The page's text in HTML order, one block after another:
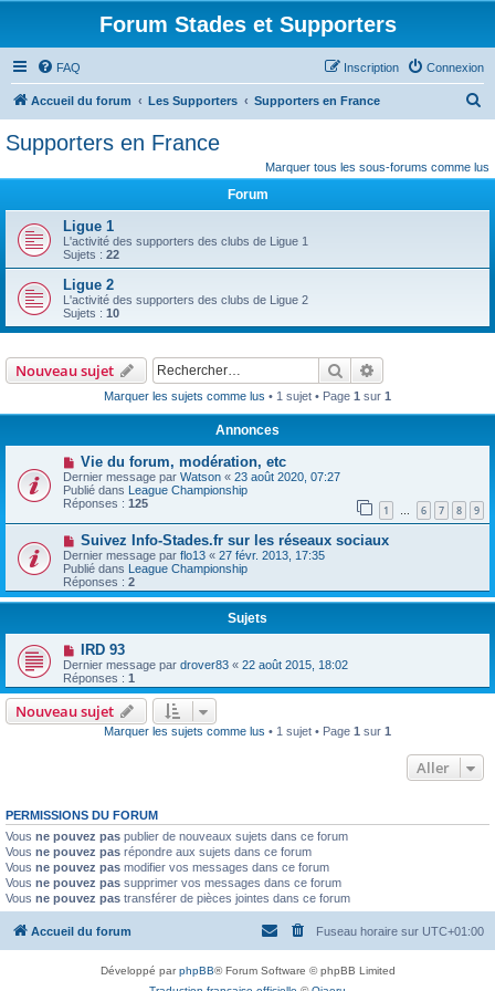
Forum Stades et Supporters
FAQ Connexion
Inscription
Accueil du forum Les Supporters Supporters en France
h
Supporters en France
Marquer tous les sous-forums comme lus
Forum
Ligue 1
L'activité des supporters des clubs de Ligue 1
Sujets : 22
Ligue 2
L'activité des supporters des clubs de Ligue 2
Sujets : 10
Nouveau sujet Rechercher
Marquer les sujets comme lus • 1 sujet • Page 1 sur 1
Annonces
Vie du forum, modération, etc
Dernier message par Watson « 23 août 2020, 07:27
Publié dans League Championship
Réponses : 125 1 … 6 7 8 9
Suivez Info-Stades.fr sur les réseaux sociaux
Dernier message par flo13 « 27 févr. 2013, 17:35
Publié dans League Championship
Réponses : 2
Sujets
IRD 93
Dernier message par drover83 « 22 août 2015, 18:02
Réponses : 1
Nouveau sujet
Marquer les sujets comme lus • 1 sujet • Page 1 sur 1
Aller
PERMISSIONS DU FORUM
Vous ne pouvez pas publier de nouveaux sujets dans ce forum
Vous ne pouvez pas répondre aux sujets dans ce forum
Vous ne pouvez pas modifier vos messages dans ce forum
Vous ne pouvez pas supprimer vos messages dans ce forum
Vous ne pouvez pas transférer de pièces jointes dans ce forum
Accueil du forum Fuseau horaire sur UTC+01:00
Développé parphpBB® Forum Software © phpBB Limited